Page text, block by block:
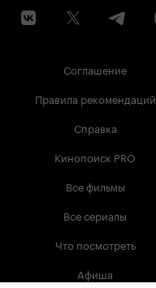
Соглашение
Правила рекомендаций
Справка
Кинопоиск PRO
Все фильмы
Все сериалы
Что посмотреть
Афиша